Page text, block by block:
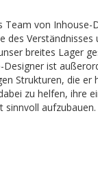
Team von Inhouse-
des Verständnisses
breites Lager
ist
Strukturen, die er
zu helfen, ihre
sinnvoll aufzubauen.